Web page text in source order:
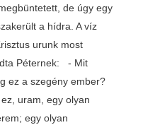
de úgy egy
a hídra. A víz
urunk most
Péternek: - Mit
ez a szegény ember?
uram, egy olyan
egy olyan